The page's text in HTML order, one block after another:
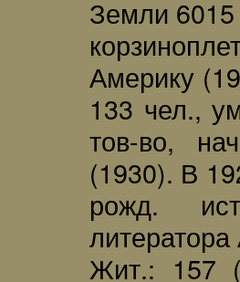
Земли
Америку
133 чел.,
тов-во,
(1930). В
рожд.
Жит.: 157